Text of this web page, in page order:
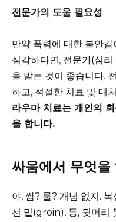
전문가의 도움 필요성
만약 폭력에 대한 불안
심각하다면, 전문가(심
을 받는 것이 좋습니다.
하고, 적절한 치료 및 대
라우마 치료는 개인의
을 합니다.
싸움에서 무엇
야, 쌈? 룰? 개념 없지.
선 밑(groin), 등, 뒷머리